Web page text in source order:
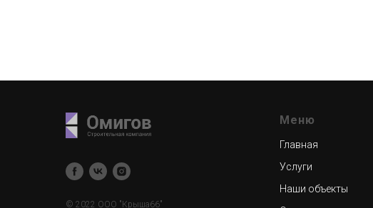
© 2022 ООО "Крыша66"
Меню
Главная
Услуги
Наши объекты